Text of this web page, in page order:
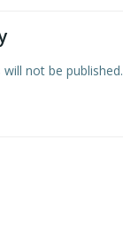
not be published.